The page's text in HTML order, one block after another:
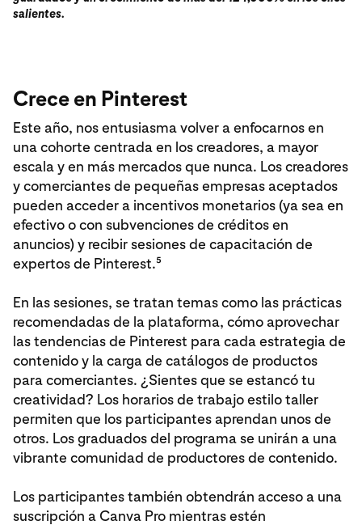
salientes.
Crece en Pinterest
Este año, nos entusiasma volver a enfocarnos en
una cohorte centrada en los creadores, a mayor
escala y en más mercados que nunca. Los creadores
y comerciantes de pequeñas empresas aceptados
pueden acceder a incentivos monetarios (ya sea en
efectivo o con subvenciones de créditos en
anuncios) y recibir sesiones de capacitación de
expertos de Pinterest.⁵
En las sesiones, se tratan temas como las prácticas
recomendadas de la plataforma, cómo aprovechar
las tendencias de Pinterest para cada estrategia de
contenido y la carga de catálogos de productos
para comerciantes. ¿Sientes que se estancó tu
creatividad? Los horarios de trabajo estilo taller
permiten que los participantes aprendan unos de
otros. Los graduados del programa se unirán a una
vibrante comunidad de productores de contenido.
Los participantes también obtendrán acceso a una
suscripción a Canva Pro mientras estén